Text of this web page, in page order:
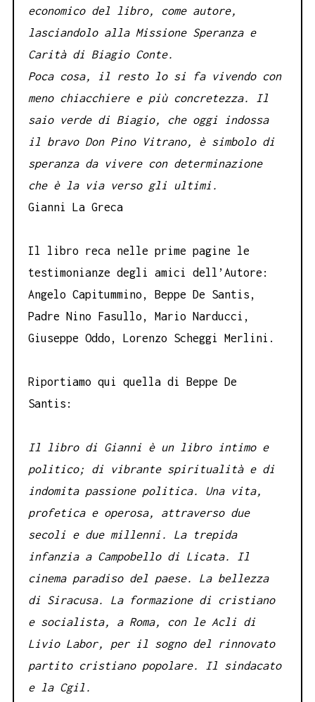
economico del libro,
come autore,
lasciandolo alla Missione Speranza e
Carità di Biagio Conte.
Poca cosa, il resto lo si fa vivendo con
meno chiacchiere e più concretezza.
Il
saio verde di Biagio, che oggi indossa
il bravo Don Pino Vitrano, è simbolo di
speranza da vivere con determinazione
che è la via verso gli ultimi.
Gianni La Greca
Il libro reca nelle prime pagine le
testimonianze degli amici dell’Autore:
Angelo Capitummino, Beppe De Santis,
Padre Nino Fasullo, Mario Narducci,
Giuseppe Oddo, Lorenzo Scheggi Merlini.
Riportiamo qui quella di Beppe De
Santis:
Il libro di Gianni è un libro intimo e
politico; di vibrante spiritualità e di
indomita passione politica. Una vita,
profetica e operosa, attraverso due
secoli e due millenni. La trepida
infanzia a Campobello di Licata. Il
cinema paradiso del paese. La bellezza
di Siracusa. La formazione di cristiano
e socialista, a Roma, con le Acli di
Livio Labor, per il sogno del rinnovato
partito cristiano popolare. Il sindacato
e la Cgil.